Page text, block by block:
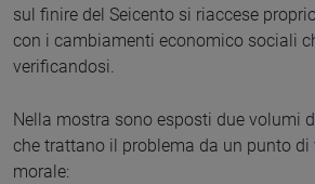
sul finire del Seicento si riaccese
con i cambiamenti economico sociali
verificandosi.
Nella mostra sono esposti due volumi
che trattano il problema da un punto
morale: